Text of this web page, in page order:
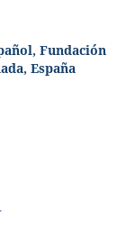
Fundación
España